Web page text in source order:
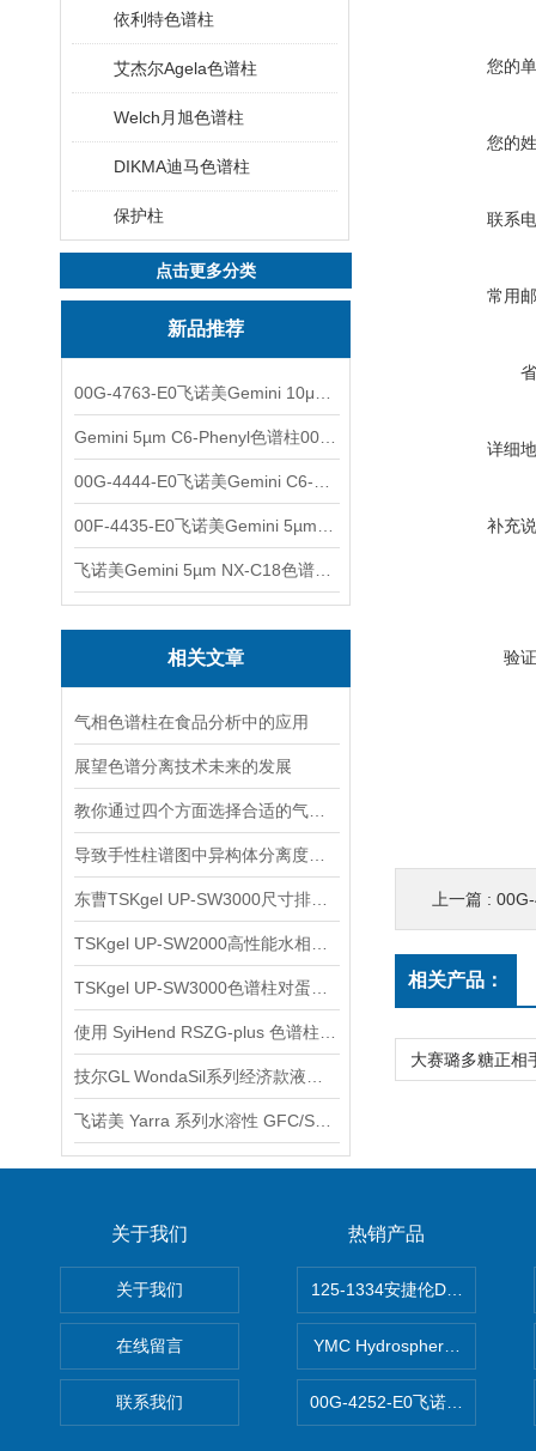
依利特色谱柱
艾杰尔Agela色谱柱
Welch月旭色谱柱
DIKMA迪马色谱柱
保护柱
点击更多分类
新品推荐
相关文章
气相色谱柱在食品分析中的应用
展望色谱分离技术未来的发展
您的
您的
联系
常用
详细
补充
验
上一篇 : 00G-
相关产品：
关于我们
关于我们
在线留言
联系我们
热销产品
125-1334安捷伦DB-624色谱
YMC Hydrosphere C18亲水
00G-4252-E0飞诺美Luna